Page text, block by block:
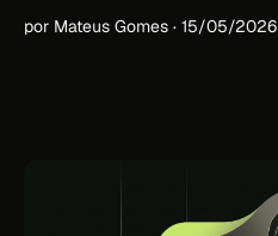
por Mateus Gomes · 15/05/2026